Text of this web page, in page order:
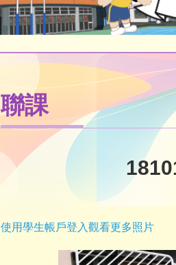
聯課
使用學生帳戶登入觀看更多照片